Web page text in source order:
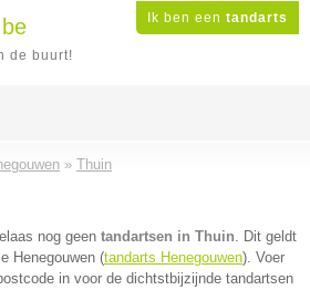
Ik ben een tandarts
de buurt!
» Thuin
nog geen tandartsen in Thuin. Dit geldt
Henegouwen (tandarts Henegouwen). Voer
in voor de dichtstbijzijnde tandartsen